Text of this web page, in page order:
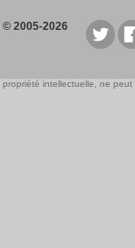
2005-2026
intellectuelle, ne